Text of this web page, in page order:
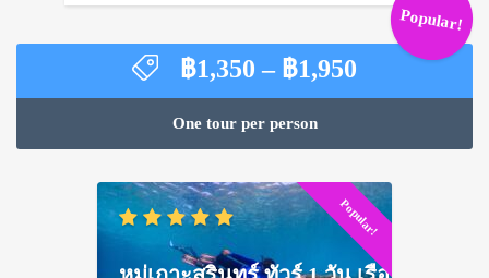
฿1,350 – ฿1,950
range:
through
฿1,950
One tour per person
Popular!
Popular!